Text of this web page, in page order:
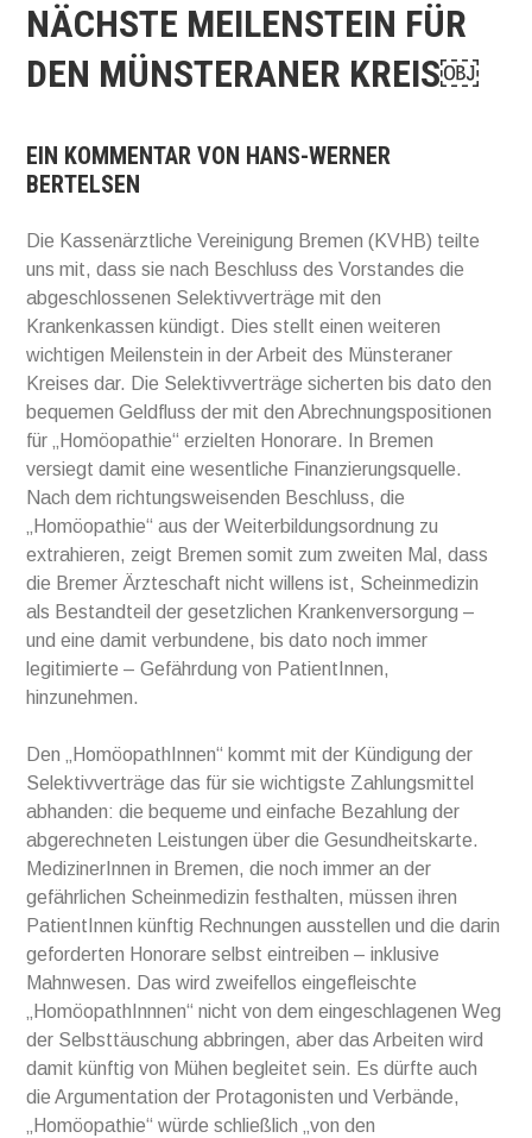
NÄCHSTE MEILENSTEIN FÜR
DEN MÜNSTERANER KREIS￼
EIN KOMMENTAR VON HANS-WERNER
BERTELSEN
Die Kassenärztliche Vereinigung Bremen (KVHB) teilte
uns mit, dass sie nach Beschluss des Vorstandes die
abgeschlossenen Selektivverträge mit den
Krankenkassen kündigt. Dies stellt einen weiteren
wichtigen Meilenstein in der Arbeit des Münsteraner
Kreises dar. Die Selektivverträge sicherten bis dato den
bequemen Geldfluss der mit den Abrechnungspositionen
für „Homöopathie“ erzielten Honorare. In Bremen
versiegt damit eine wesentliche Finanzierungsquelle.
Nach dem richtungsweisenden Beschluss, die
„Homöopathie“ aus der Weiterbildungsordnung zu
extrahieren, zeigt Bremen somit zum zweiten Mal, dass
die Bremer Ärzteschaft nicht willens ist, Scheinmedizin
als Bestandteil der gesetzlichen Krankenversorgung –
und eine damit verbundene, bis dato noch immer
legitimierte – Gefährdung von PatientInnen,
hinzunehmen.
Den „HomöopathInnen“ kommt mit der Kündigung der
Selektivverträge das für sie wichtigste Zahlungsmittel
abhanden: die bequeme und einfache Bezahlung der
abgerechneten Leistungen über die Gesundheitskarte.
MedizinerInnen in Bremen, die noch immer an der
gefährlichen Scheinmedizin festhalten, müssen ihren
PatientInnen künftig Rechnungen ausstellen und die darin
geforderten Honorare selbst eintreiben – inklusive
Mahnwesen. Das wird zweifellos eingefleischte
„HomöopathInnnen“ nicht von dem eingeschlagenen Weg
der Selbsttäuschung abbringen, aber das Arbeiten wird
damit künftig von Mühen begleitet sein. Es dürfte auch
die Argumentation der Protagonisten und Verbände,
„Homöopathie“ würde schließlich „von den